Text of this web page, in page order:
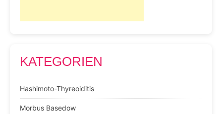
KATEGORIEN
Hashimoto-Thyreoiditis
Morbus Basedow